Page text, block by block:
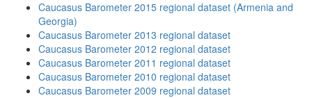
Caucasus Barometer 2015 regional dataset (Armenia and
Georgia)
Caucasus Barometer 2013 regional dataset
Caucasus Barometer 2012 regional dataset
Caucasus Barometer 2011 regional dataset
Caucasus Barometer 2010 regional dataset
Caucasus Barometer 2009 regional dataset